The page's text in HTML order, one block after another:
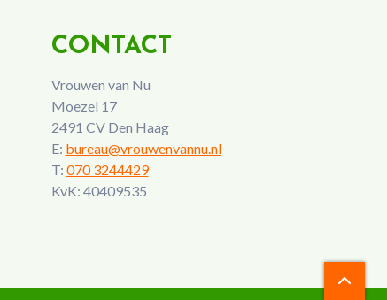
CONTACT
Vrouwen van Nu
Moezel 17
2491 CV Den Haag
E: bureau@vrouwenvannu.nl
T: 070 3244429
KvK: 40409535